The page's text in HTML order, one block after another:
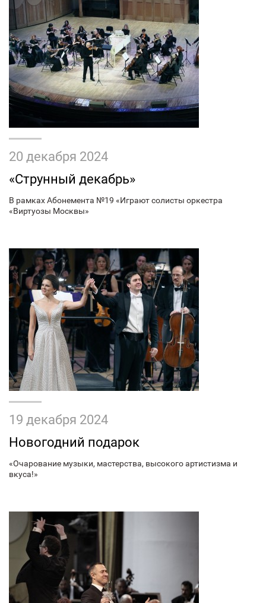
20 декабря 2024
«Струнный декабрь»
В рамках Абонемента №19 «Играют солисты оркестра
«Виртуозы Москвы»
19 декабря 2024
Новогодний подарок
«Очарование музыки, мастерства, высокого артистизма и
вкуса!»